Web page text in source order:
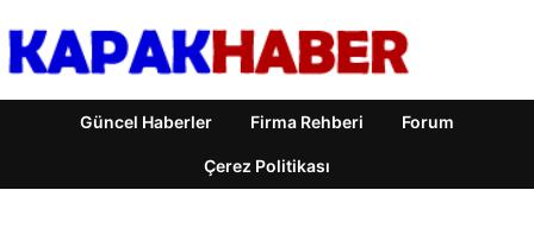
Güncel Haberler Firma Rehberi Forum
Çerez Politikası